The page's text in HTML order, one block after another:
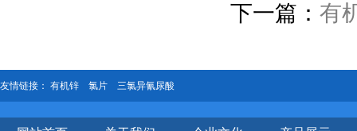
下一篇：有
友情链接： 有机锌 氯片 三氯异氰尿酸